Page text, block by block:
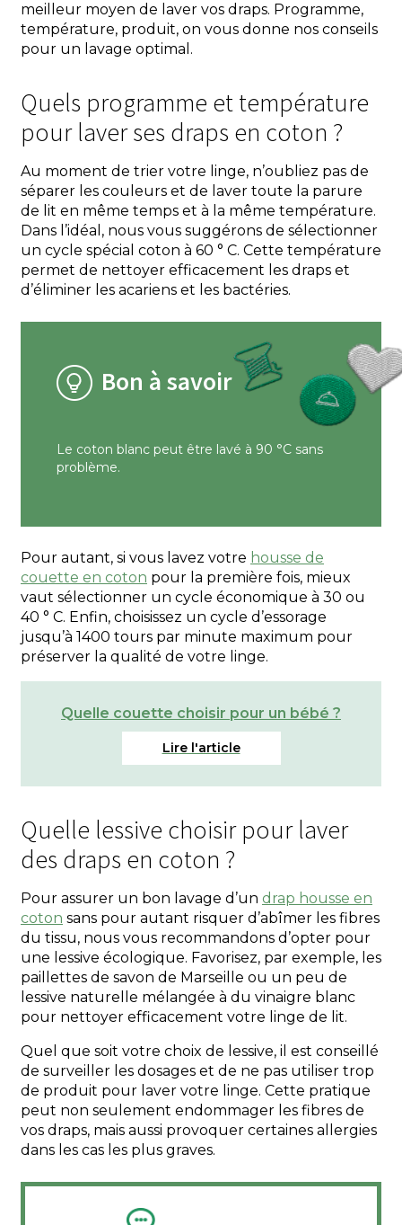
meilleur moyen de laver vos draps. Programme,
température, produit, on vous donne nos conseils
pour un lavage optimal.
Quels programme et température
pour laver ses draps en coton ?
Au moment de trier votre linge, n’oubliez pas de
séparer les couleurs et de laver toute la parure
de lit en même temps et à la même température.
Dans l’idéal, nous vous suggérons de sélectionner
un cycle spécial coton à 60 ° C. Cette température
permet de nettoyer efficacement les draps et
d’éliminer les acariens et les bactéries.
Bon à savoir
Le coton blanc peut être lavé à 90 °C sans
problème.
Pour autant, si vous lavez votre housse de
couette en coton pour la première fois, mieux
vaut sélectionner un cycle économique à 30 ou
40 ° C. Enfin, choisissez un cycle d’essorage
jusqu’à 1400 tours par minute maximum pour
préserver la qualité de votre linge.
Quelle couette choisir pour un bébé ?
Quelle lessive choisir pour laver
des draps en coton ?
Pour assurer un bon lavage d’un drap housse en
coton sans pour autant risquer d’abîmer les fibres
du tissu, nous vous recommandons d’opter pour
une lessive écologique. Favorisez, par exemple, les
paillettes de savon de Marseille ou un peu de
lessive naturelle mélangée à du vinaigre blanc
pour nettoyer efficacement votre linge de lit.
Quel que soit votre choix de lessive, il est conseillé
de surveiller les dosages et de ne pas utiliser trop
de produit pour laver votre linge. Cette pratique
peut non seulement endommager les fibres de
vos draps, mais aussi provoquer certaines allergies
dans les cas les plus graves.